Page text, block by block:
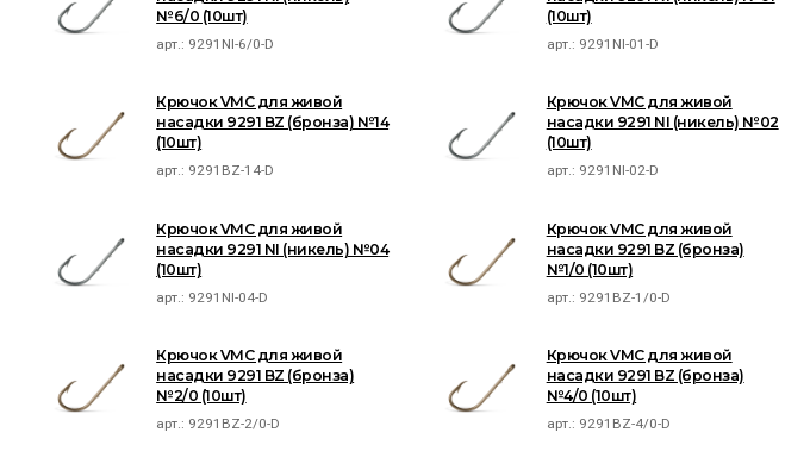
№6/0 (10шт)
арт.: 9291NI-6/0-D
(10шт)
арт.: 9291NI-01-D
Крючок VMC для живой
насадки 9291 BZ (бронза) №14
(10шт)
арт.: 9291BZ-14-D
Крючок VMC для живой
насадки 9291 NI (никель) №02
(10шт)
арт.: 9291NI-02-D
Крючок VMC для живой
насадки 9291 NI (никель) №04
(10шт)
арт.: 9291NI-04-D
Крючок VMC для живой
насадки 9291 BZ (бронза)
№1/0 (10шт)
арт.: 9291BZ-1/0-D
Крючок VMC для живой
насадки 9291 BZ (бронза)
№2/0 (10шт)
арт.: 9291BZ-2/0-D
Крючок VMC для живой
насадки 9291 BZ (бронза)
№4/0 (10шт)
арт.: 9291BZ-4/0-D